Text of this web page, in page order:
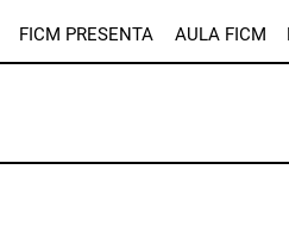
FICM PRESENTA AULA FICM